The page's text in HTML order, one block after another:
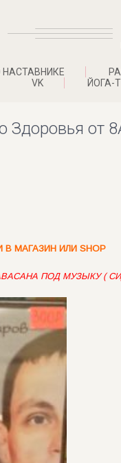
НАСТАВНИКЕ
VK
ЙОГА-
Здоровья от
МАГАЗИН ИЛИ SHOP
ПОД МУЗЫКУ (